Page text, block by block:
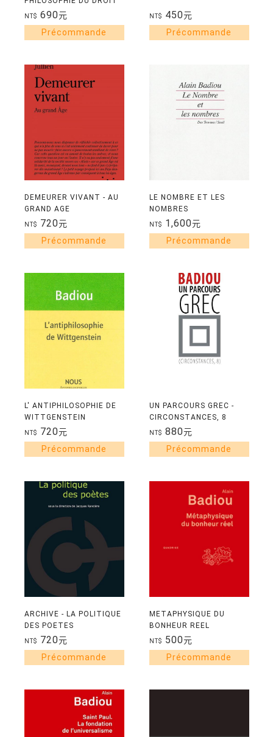
NT$ 690元 NT$ 450元
DEMEURER VIVANT - AU
GRAND AGE
NT$ 720元
LE NOMBRE ET LES
NOMBRES
NT$ 1,600元
L' ANTIPHILOSOPHIE DE
WITTGENSTEIN
NT$ 720元
UN PARCOURS GREC -
CIRCONSTANCES, 8
NT$ 880元
ARCHIVE - LA POLITIQUE
DES POETES
NT$ 720元
METAPHYSIQUE DU
BONHEUR REEL
NT$ 500元